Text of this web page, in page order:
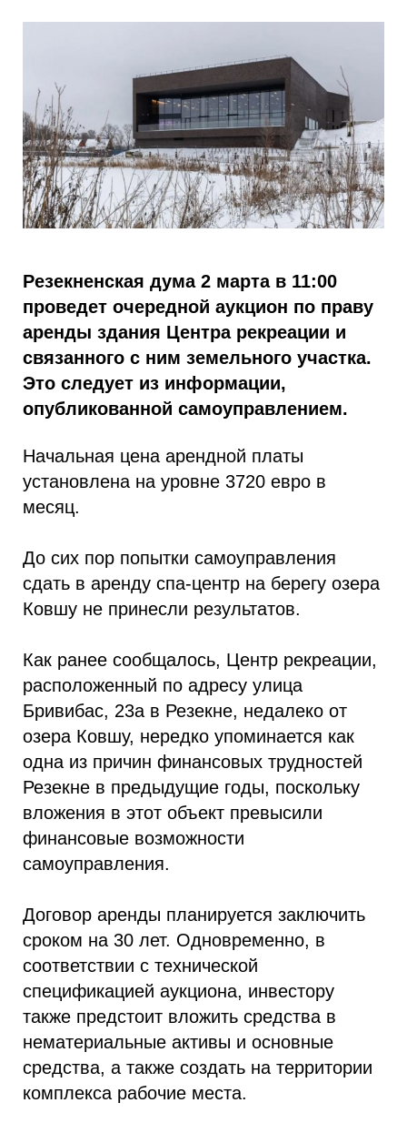
Резекненская дума 2 марта в 11:00
проведет очередной аукцион по праву
аренды здания Центра рекреации и
связанного с ним земельного участка.
Это следует из информации,
опубликованной самоуправлением.
Начальная цена арендной платы
установлена на уровне 3720 евро в
месяц.
До сих пор попытки самоуправления
сдать в аренду спа-центр на берегу озера
Ковшу не принесли результатов.
Как ранее сообщалось, Центр рекреации,
расположенный по адресу улица
Бривибас, 23a в Резекне, недалеко от
озера Ковшу, нередко упоминается как
одна из причин финансовых трудностей
Резекне в предыдущие годы, поскольку
вложения в этот объект превысили
финансовые возможности
самоуправления.
Договор аренды планируется заключить
сроком на 30 лет. Одновременно, в
соответствии с технической
спецификацией аукциона, инвестору
также предстоит вложить средства в
нематериальные активы и основные
средства, а также создать на территории
комплекса рабочие места.